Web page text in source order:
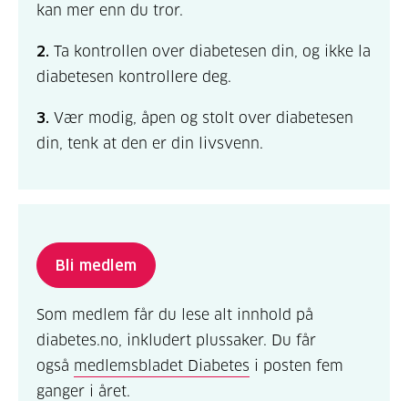
kan mer enn du tror.
2. Ta kontrollen over diabetesen din, og ikke la
diabetesen kontrollere deg.
3. Vær modig, åpen og stolt over diabetesen
din, tenk at den er din livsvenn.
Bli medlem
Som medlem får du lese alt innhold på
diabetes.no, inkludert plussaker. Du får
også medlemsbladet Diabetes i posten fem
ganger i året.